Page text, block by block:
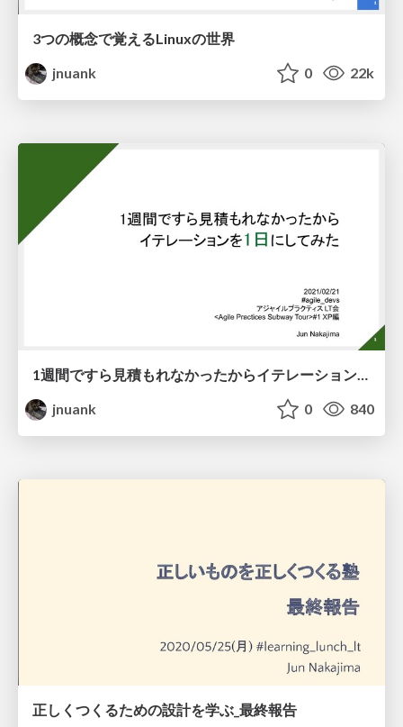
3つの概念で覚えるLinuxの世界
jnuank
0 22k
jnuank
0 840
正しくつくるための設計を学ぶ_最終報告